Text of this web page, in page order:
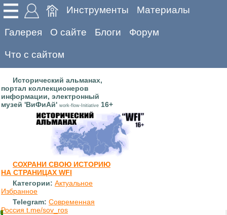
Инструменты Материалы
Галерея О сайте Блоги Форум
Что с сайтом
Исторический альманах,
портал коллекционеров
информации, электронный
музей 'ВиФиАй' work-flow-Initiative 16+
СОХРАНИ СВОЮ ИСТОРИЮ
НА СТРАНИЦАХ WFI
Категории: Актуальное
Избранное
Telegram: Современная
Россия t.me/sov_ros